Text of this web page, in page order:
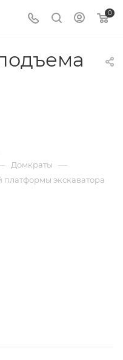
0
Домкраты —
платформы экскаватора